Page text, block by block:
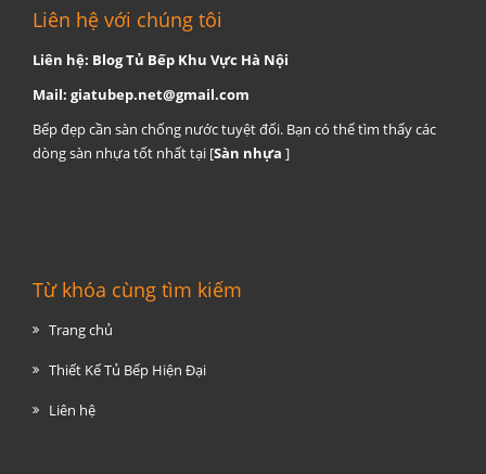
Liên hệ với chúng tôi
Liên hệ: Blog Tủ Bếp Khu Vực Hà Nội
Mail: giatubep.net@gmail.com
Bếp đẹp cần sàn chống nước tuyệt đối. Bạn có thể tìm thấy các
dòng sàn nhựa tốt nhất tại [Sàn nhựa ]
Từ khóa cùng tìm kiếm
Trang chủ
Thiết Kế Tủ Bếp Hiện Đại
Liên hệ